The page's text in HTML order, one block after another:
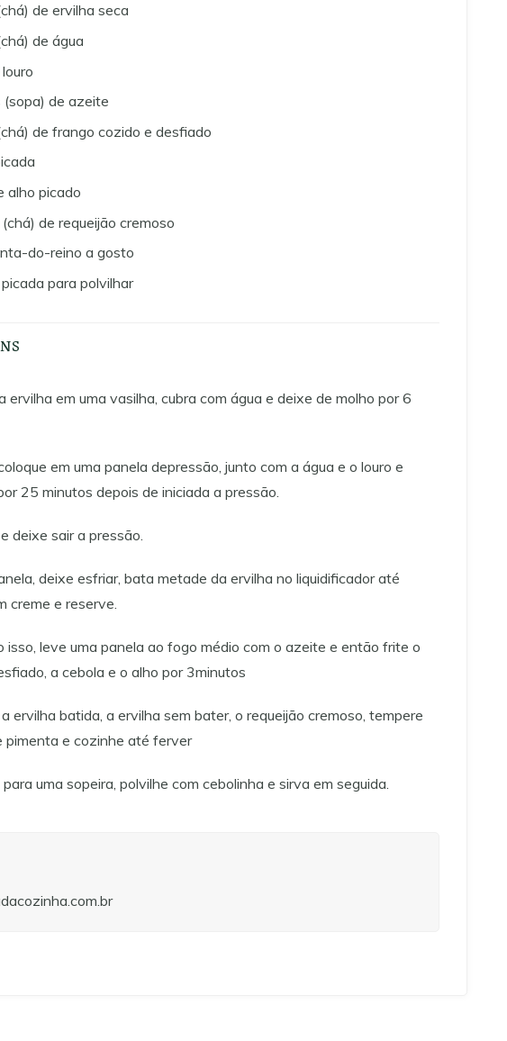
de ervilha seca
de água
(sopa) de azeite
de frango cozido e desfiado
alho picado
de requeijão cremoso
do-reino a gosto
para polvilhar
ervilha em uma vasilha, cubra com água e deixe de molho por 6
em uma panela depressão, junto com a água e o louro e
25 minutos depois de iniciada a pressão.
deixe sair a pressão.
deixe esfriar, bata metade da ervilha no liquidificador até
creme e reserve.
isso, leve uma panela ao fogo médio com o azeite e então frite o
a cebola e o alho por 3minutos
ervilha batida, a ervilha sem bater, o requeijão cremoso, tempere
pimenta e cozinhe até ferver
uma sopeira, polvilhe com cebolinha e sirva em seguida.